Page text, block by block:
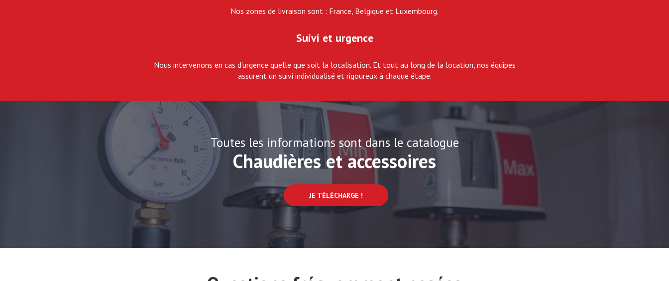
Nos zones de livraison sont : France, Belgique et Luxembourg.
Suivi et urgence
Nous intervenons en cas d’urgence quelle que soit la localisation. Et tout au long de la location, nos équipes
assurent un suivi individualisé et rigoureux à chaque étape.
Toutes les informations sont dans le catalogue
Chaudières et accessoires
JE TÉLÉCHARGE !